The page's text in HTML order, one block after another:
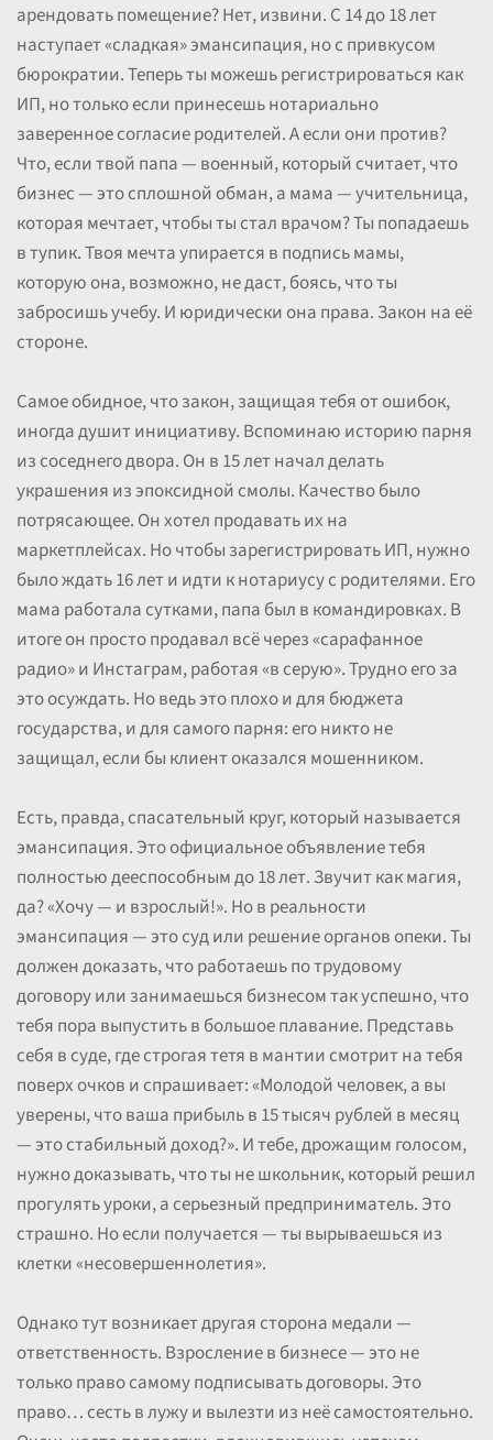
арендовать помещение? Нет, извини. С 14 до 18 лет
наступает «сладкая» эмансипация, но с привкусом
бюрократии. Теперь ты можешь регистрироваться как
ИП, но только если принесешь нотариально
заверенное согласие родителей. А если они против?
Что, если твой папа — военный, который считает, что
бизнес — это сплошной обман, а мама — учительница,
которая мечтает, чтобы ты стал врачом? Ты попадаешь
в тупик. Твоя мечта упирается в подпись мамы,
которую она, возможно, не даст, боясь, что ты
забросишь учебу. И юридически она права. Закон на её
стороне.
Самое обидное, что закон, защищая тебя от ошибок,
иногда душит инициативу. Вспоминаю историю парня
из соседнего двора. Он в 15 лет начал делать
украшения из эпоксидной смолы. Качество было
потрясающее. Он хотел продавать их на
маркетплейсах. Но чтобы зарегистрировать ИП, нужно
было ждать 16 лет и идти к нотариусу с родителями. Его
мама работала сутками, папа был в командировках. В
итоге он просто продавал всё через «сарафанное
радио» и Инстаграм, работая «в серую». Трудно его за
это осуждать. Но ведь это плохо и для бюджета
государства, и для самого парня: его никто не
защищал, если бы клиент оказался мошенником.
Есть, правда, спасательный круг, который называется
эмансипация. Это официальное объявление тебя
полностью дееспособным до 18 лет. Звучит как магия,
да? «Хочу — и взрослый!». Но в реальности
эмансипация — это суд или решение органов опеки. Ты
должен доказать, что работаешь по трудовому
договору или занимаешься бизнесом так успешно, что
тебя пора выпустить в большое плавание. Представь
себя в суде, где строгая тетя в мантии смотрит на тебя
поверх очков и спрашивает: «Молодой человек, а вы
уверены, что ваша прибыль в 15 тысяч рублей в месяц
— это стабильный доход?». И тебе, дрожащим голосом,
нужно доказывать, что ты не школьник, который решил
прогулять уроки, а серьезный предприниматель. Это
страшно. Но если получается — ты вырываешься из
клетки «несовершеннолетия».
Однако тут возникает другая сторона медали —
ответственность. Взросление в бизнесе — это не
только право самому подписывать договоры. Это
право… сесть в лужу и вылезти из неё самостоятельно.